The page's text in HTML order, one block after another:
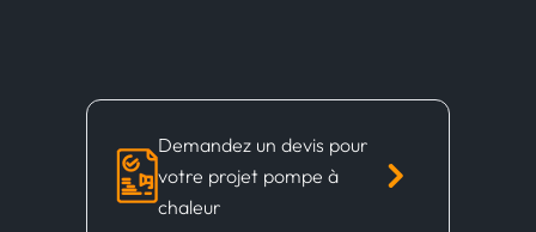
Demandez un devis pour
votre projet pompe à
chaleur